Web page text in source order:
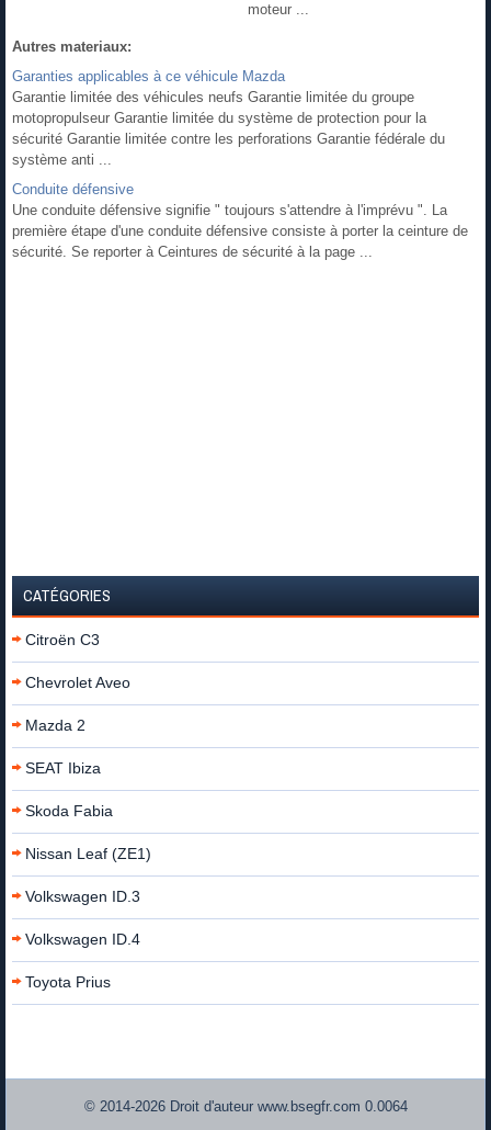
moteur ...
Autres materiaux:
Garanties applicables à ce véhicule Mazda
Garantie limitée des véhicules neufs Garantie limitée du groupe
motopropulseur Garantie limitée du système de protection pour la
sécurité Garantie limitée contre les perforations Garantie fédérale du
système anti ...
Conduite défensive
Une conduite défensive signifie " toujours s'attendre à l'imprévu ". La
première étape d'une conduite défensive consiste à porter la ceinture de
sécurité. Se reporter à Ceintures de sécurité à la page ...
CATÉGORIES
Citroën C3
Chevrolet Aveo
Mazda 2
SEAT Ibiza
Skoda Fabia
Nissan Leaf (ZE1)
Volkswagen ID.3
Volkswagen ID.4
Toyota Prius
© 2014-2026 Droit d'auteur www.bsegfr.com 0.0064